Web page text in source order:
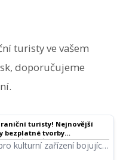
turisty ve vašem
doporučujeme
turisty! Nejnovější
bezplatné tvorby
kulturní zařízení bojující